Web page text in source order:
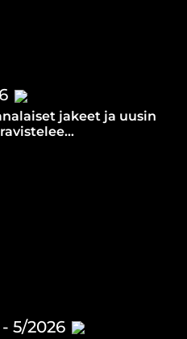
jakeet ja uusin
Raamatusta ja sen
5/2026